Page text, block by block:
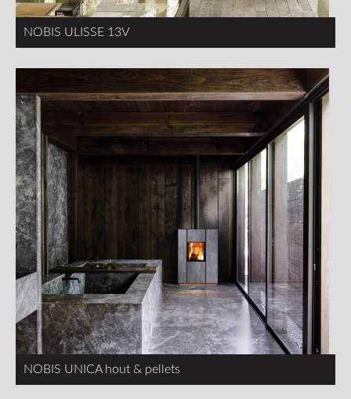
NOBIS ULISSE 13V
NOBIS UNICA hout & pellets